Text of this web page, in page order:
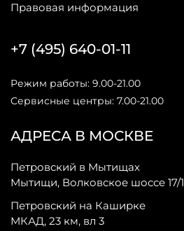
Правовая информация
АДРЕСА В МОСКВЕ
Петровский в Мытищах
Мытищи, Волковское шоссе 17/1
Петровский на Каширке
МКАД, 23 км, вл 3
+7 (495) 640-01-11
Режим работы: 9.00-21.00
Сервисные центры: 7.00-21.00